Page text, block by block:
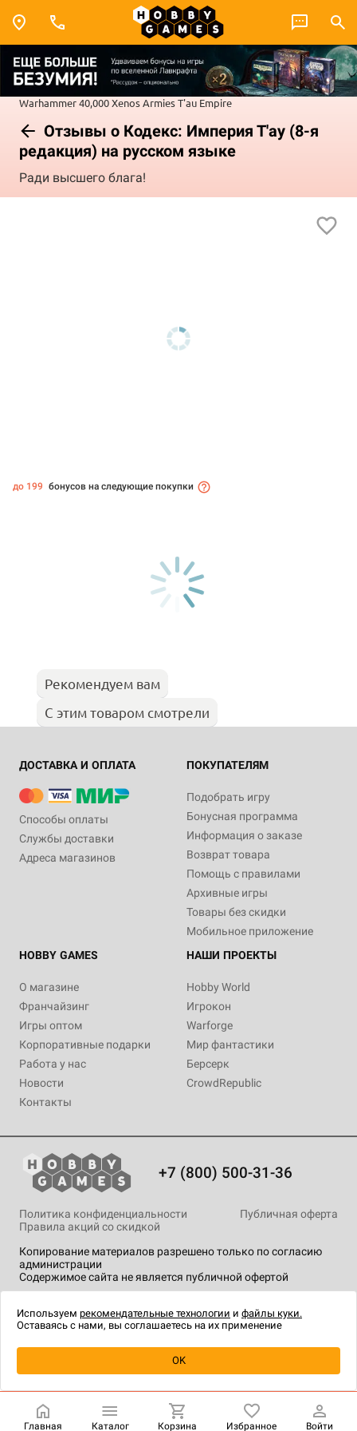
Warhammer 40,000Xenos ArmiesT'au Empire
Отзывы о Кодекс: Империя Т'ау (8-я
редакция) на русском языке
Ради высшего блага!
Уведомить о наличии
до 199 бонусов на следующие покупки
Рекомендуем вам
С этим товаром смотрели
ДОСТАВКА И ОПЛАТА
Способы оплаты
Службы доставки
Адреса магазинов
ПОКУПАТЕЛЯМ
Подобрать игру
Бонусная программа
Информация о заказе
Возврат товара
Помощь с правилами
Архивные игры
Товары без скидки
Мобильное приложение
HOBBY GAMES
О магазине
Франчайзинг
Игры оптом
Корпоративные подарки
Работа у нас
Новости
Контакты
НАШИ ПРОЕКТЫ
Hobby World
Игрокон
Warforge
Мир фантастики
Берсерк
CrowdRepublic
+7 (800) 500-31-36
Копирование материалов разрешено только по согласию
администрации
Содержимое сайта не является публичной офертой
Политика конфиденциальности
Публичная оферта
Правила акций со скидкой
технологии.
Главная Каталог Корзина Избранное Войти
Используем рекомендательные технологии и файлы куки.
Оставаясь с нами, вы соглашаетесь на их применение
OK